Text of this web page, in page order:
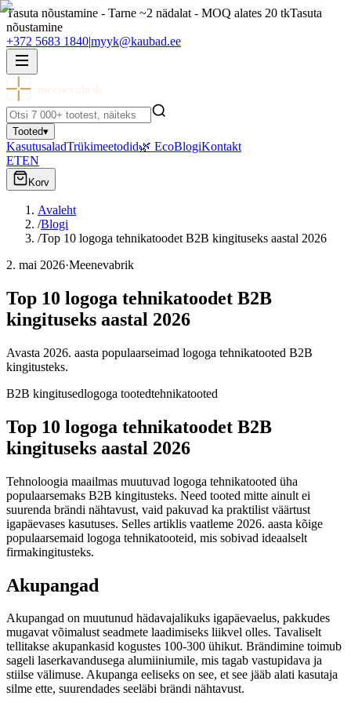
Tasuta nõustamine - Tarne ~2 nädalat - MOQ alates 20 tkTasuta
nõustamine
+372 5683 1840|myyk@kaubad.ee
Tooted▾
KasutusaladTrükimeetodid🌿 EcoBlogiKontakt
ETEN
Korv
Avaleht
/Blogi
/Top 10 logoga tehnikatoodet B2B kingituseks aastal 2026
2. mai 2026·Meenevabrik
Top 10 logoga tehnikatoodet B2B
kingituseks aastal 2026
Avasta 2026. aasta populaarseimad logoga tehnikatooted B2B
kingitusteks.
B2B kingitusedlogoga tootedtehnikatooted
Top 10 logoga tehnikatoodet B2B
kingituseks aastal 2026
Tehnoloogia maailmas muutuvad logoga tehnikatooted üha
populaarsemaks B2B kingitusteks. Need tooted mitte ainult ei
suurenda brändi nähtavust, vaid pakuvad ka praktilist väärtust
igapäevases kasutuses. Selles artiklis vaatleme 2026. aasta kõige
populaarsemaid logoga tehnikatooteid, mis sobivad ideaalselt
firmakingitusteks.
Akupangad
Akupangad on muutunud hädavajalikuks igapäevaelus, pakkudes
mugavat võimalust seadmete laadimiseks liikvel olles. Tavaliselt
tellitakse akupankasid kogustes 100-300 ühikut. Brändimine toimub
sageli laserkavandusega alumiiniumile, mis tagab vastupidava ja
stiilse välimuse. Akupanga eeliseks on see, et see jääb alati kasutaja
silme ette, suurendades seeläbi brändi nähtavust.